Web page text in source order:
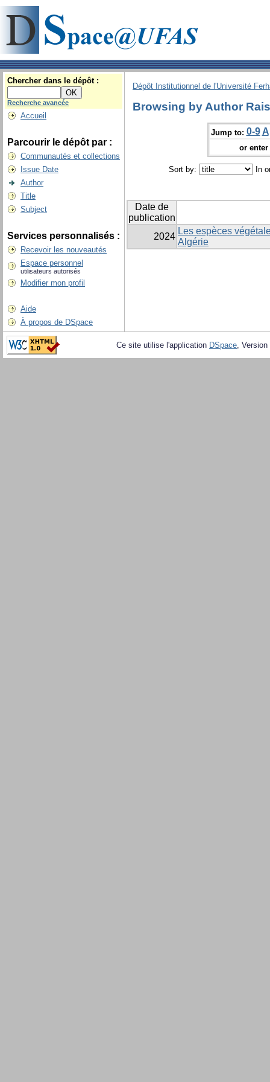
Chercher dans le dépôt :
Recherche avancée
Accueil
Parcourir le dépôt par :
Communautés et collections
Issue Date
Author
Title
Subject
Services personnalisés :
Recevoir les nouveautés
Espace personnel
utilisateurs autorisés
Modifier mon profil
Aide
À propos de DSpace
Dépôt Institutionnel de l'Université
Browsing by Author
Jump to: 0-9 A
or
Sort by: In
Date de
publication
2024
Les espèces
Algérie
Ce site utilise l'application DSpace,